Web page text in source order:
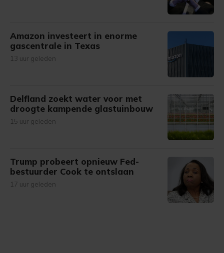
Amazon investeert in enorme
gascentrale in Texas
13 uur geleden
Delfland zoekt water voor met
droogte kampende glastuinbouw
15 uur geleden
Trump probeert opnieuw Fed-
bestuurder Cook te ontslaan
17 uur geleden